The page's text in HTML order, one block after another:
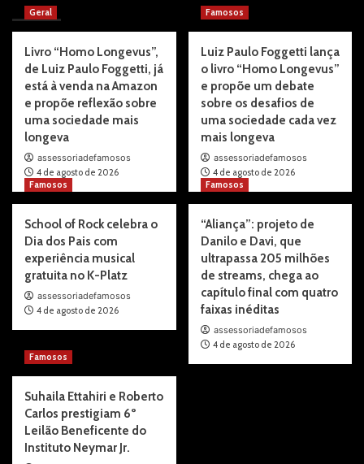
You may have missed
Geral
Livro “Homo Longevus”,
de Luiz Paulo Foggetti, já
está à venda na Amazon
e propõe reflexão sobre
uma sociedade mais
longeva
assessoriadefamosos
4 de agosto de 2026
Famosos
Luiz Paulo Foggetti lança
o livro “Homo Longevus”
e propõe um debate
sobre os desafios de
uma sociedade cada vez
mais longeva
assessoriadefamosos
4 de agosto de 2026
Famosos
School of Rock celebra o
Dia dos Pais com
experiência musical
gratuita no K-Platz
assessoriadefamosos
4 de agosto de 2026
Famosos
“Aliança”: projeto de
Danilo e Davi, que
ultrapassa 205 milhões
de streams, chega ao
capítulo final com quatro
faixas inéditas
assessoriadefamosos
4 de agosto de 2026
Famosos
Suhaila Ettahiri e Roberto
Carlos prestigiam 6º
Leilão Beneficente do
Instituto Neymar Jr.